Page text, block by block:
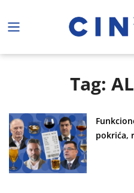
Tag:
pokrića,